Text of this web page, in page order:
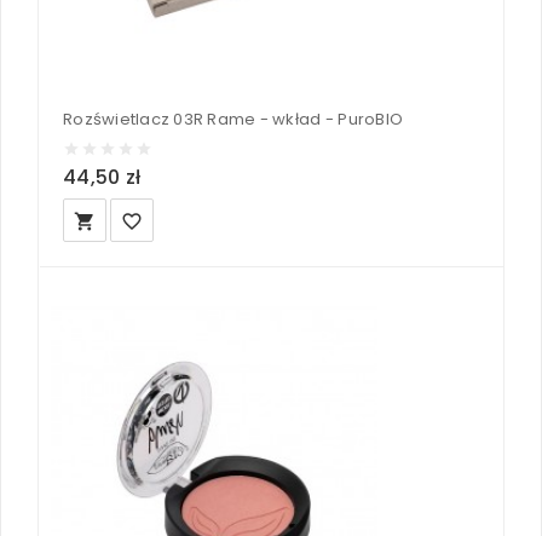
Rozświetlacz 03R Rame - wkład - PuroBIO
44,50 zł
local_grocery_store favorite_border